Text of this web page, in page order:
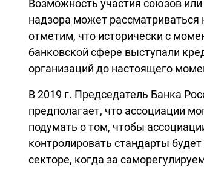
Возможность участия союзов
надзора может
отметим, что исторически с
банковской сфере выступали
организаций до настоящего
В 2019 г. Председатель Банка
предполагает, что ассоциации
подумать о том, чтобы
контролировать стандарты
секторе, когда за